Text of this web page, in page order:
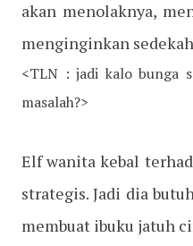
akan menolaknya,
menginginkan
<TLN : jadi kalo bunga
masalah?>
Elf wanita kebal
strategis. Jadi dia
membuat ibuku jatuh